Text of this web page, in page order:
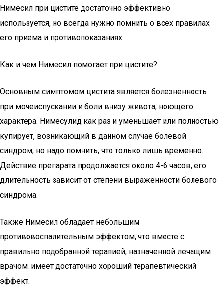
Нимесил при цистите достаточно эффективно
используется, но всегда нужно помнить о всех правилах
его приема и противопоказаниях.
Как и чем Нимесил помогает при цистите?
Основным симптомом цистита является болезненность
при мочеиспускании и боли внизу живота, ноющего
характера. Нимесулид как раз и уменьшает или полностью
купирует, возникающий в данном случае болевой
синдром, но надо помнить, что только лишь временно.
Действие препарата продолжается около 4-6 часов, его
длительность зависит от степени выраженности болевого
синдрома.
Также Нимесил обладает небольшим
противовоспалительным эффектом, что вместе с
правильно подобранной терапией, назначенной лечащим
врачом, имеет достаточно хороший терапевтический
эффект.